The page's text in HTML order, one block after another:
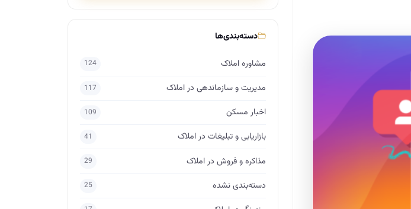
دسته‌بندی‌ها
مشاوره املاک 124
مدیریت و سازماندهی در املاک 117
اخبار مسکن 109
بازاریابی و تبلیغات در املاک 41
مذاکره و فروش در املاک 29
دسته‌بندی نشده 25